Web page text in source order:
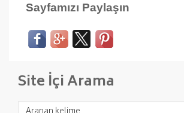
Sayfamızı Paylaşın
Site İçi Arama